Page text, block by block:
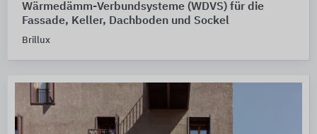
Wärmedämm-Verbundsysteme (WDVS) für die
Fassade, Keller, Dachboden und Sockel
Brillux